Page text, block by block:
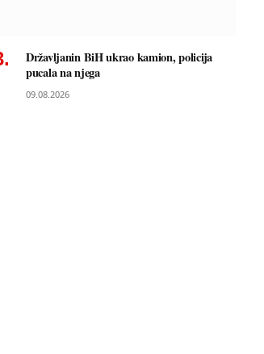
Državljanin BiH ukrao kamion, policija
pucala na njega
09.08.2026